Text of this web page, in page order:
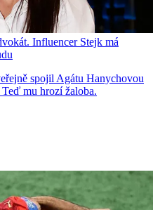
Influencer Stejk má
spojil Agátu Hanychovou
mu hrozí žaloba.